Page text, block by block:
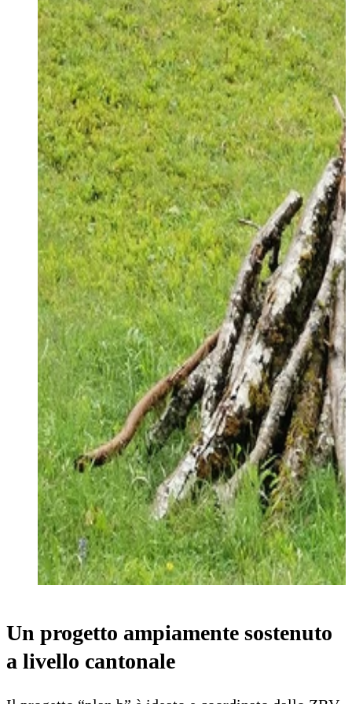
Un progetto ampiamente sostenuto
a livello cantonale